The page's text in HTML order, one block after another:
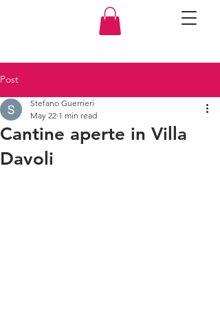
Post
Cantine aperte in Villa
Davoli
Stefano Guerrieri
May 22 1 min read